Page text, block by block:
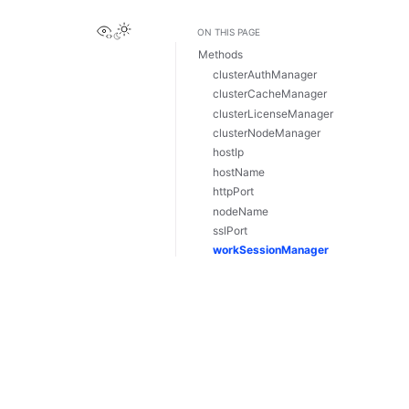
View this pageON THIS PAGE
Methods
clusterAuthManager
clusterCacheManager
clusterLicenseManager
clusterNodeManager
hostIp
hostName
httpPort
nodeName
sslPort
workSessionManager